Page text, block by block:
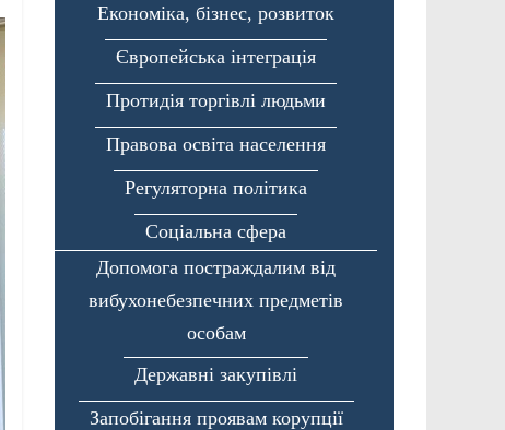
Економіка, бізнес, розвиток
Європейська інтеграція
Протидія торгівлі людьми
Правова освіта населення
Регуляторна політика
Соціальна сфера
Допомога постраждалим від
вибухонебезпечних предметів
особам
Державні закупівлі
Запобігання проявам корупції